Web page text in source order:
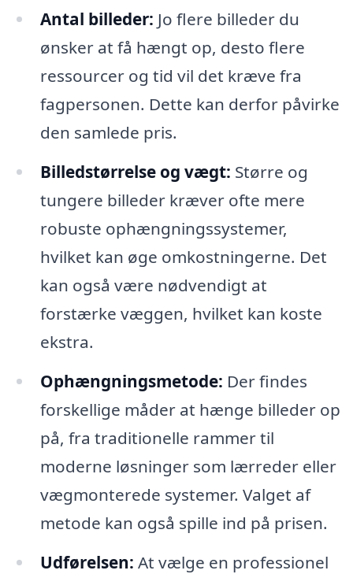
Antal billeder: Jo flere billeder du
ønsker at få hængt op, desto flere
ressourcer og tid vil det kræve fra
fagpersonen. Dette kan derfor påvirke
den samlede pris.
Billedstørrelse og vægt: Større og
tungere billeder kræver ofte mere
robuste ophængningssystemer,
hvilket kan øge omkostningerne. Det
kan også være nødvendigt at
forstærke væggen, hvilket kan koste
ekstra.
Ophængningsmetode: Der findes
forskellige måder at hænge billeder op
på, fra traditionelle rammer til
moderne løsninger som lærreder eller
vægmonterede systemer. Valget af
metode kan også spille ind på prisen.
Udførelsen: At vælge en professionel